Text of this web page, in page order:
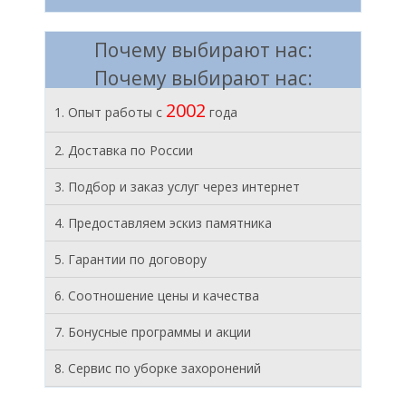
Почему выбирают нас:
Почему выбирают нас:
1. Опыт работы с 2002 года
2. Доставка по России
3. Подбор и заказ услуг через интернет
4. Предоставляем эскиз памятника
5. Гарантии по договору
6. Соотношение цены и качества
7. Бонусные программы и акции
8. Cервис по уборке захоронений